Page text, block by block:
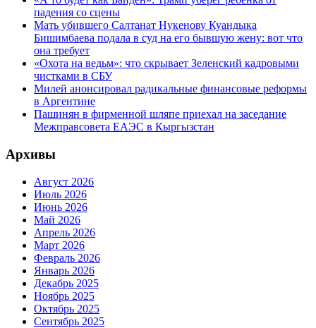
падения со сцены
Мать убившего Салтанат Нукенову Куандыка
Бишимбаева подала в суд на его бывшую жену: вот что
она требует
«Охота на ведьм»: что скрывает Зеленский кадровыми
чистками в СБУ
Милей анонсировал радикальные финансовые реформы
в Аргентине
Пашинян в фирменной шляпе приехал на заседание
Межправсовета ЕАЭС в Кыргызстан
Архивы
Август 2026
Июль 2026
Июнь 2026
Май 2026
Апрель 2026
Март 2026
Февраль 2026
Январь 2026
Декабрь 2025
Ноябрь 2025
Октябрь 2025
Сентябрь 2025